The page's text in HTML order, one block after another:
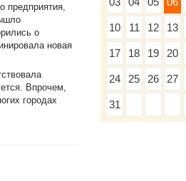
предприятия,
о
новая
Впрочем,
городах
10 11 12 13
17 18 19 20
24 25 26 27
31